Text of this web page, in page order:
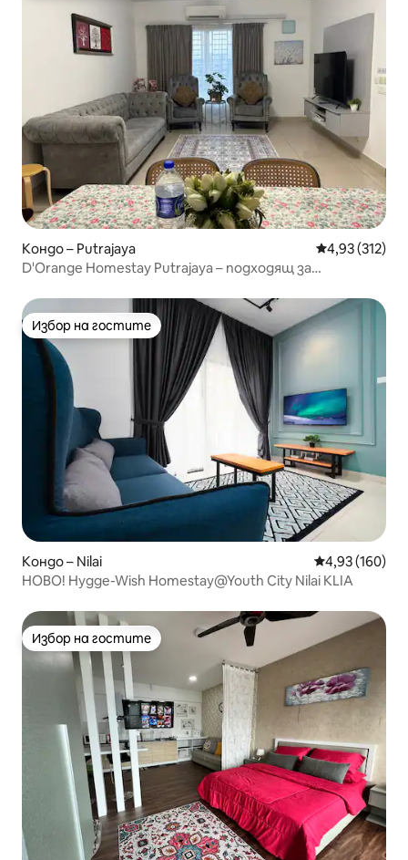
Кондо – Putrajaya Средна
4,93 (312)
D'Orange Homestay Putrajaya – подходящ за
Избор на гостите
Избор на гостите
Кондо – Nilai Средна
4,93 (160)
НОВО! Hygge-Wish Homestay@Youth City Nilai KLIA
Избор на гостите
Избор на гостите